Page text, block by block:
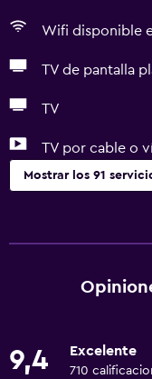
Wifi disponible
TV de pantalla
TV
TV por cable o
Mostrar los 91
Wifi gratis
Toallas
9,4 Excelente
710